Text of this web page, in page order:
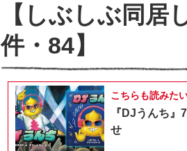
【しぶしぶ同居
件・84】
こちらも読みた
『DJうんち
せ